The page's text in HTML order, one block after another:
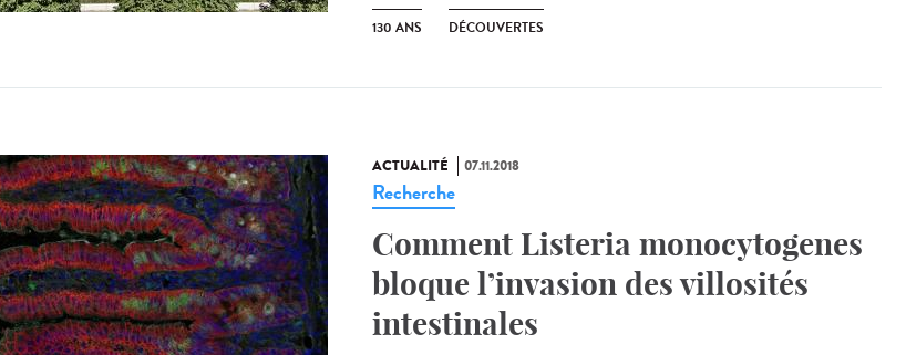
130 ANS DÉCOUVERTES
ACTUALITÉ 07.11.2018
Recherche
Comment Listeria monocytogenes
bloque l’invasion des villosités
intestinales